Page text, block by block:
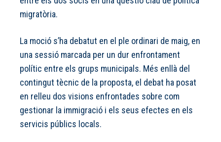
migratòria.
La moció s’ha debatut en el ple ordinari de maig, en
una sessió marcada per un dur enfrontament
polític entre els grups municipals. Més enllà del
contingut tècnic de la proposta, el debat ha posat
en relleu dos visions enfrontades sobre com
gestionar la immigració i els seus efectes en els
servicis públics locals.